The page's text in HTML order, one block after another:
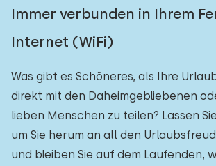
Immer verbunden in Ihrem
Internet (WiFi)
Was gibt es Schöneres, als Ihre
direkt mit den Daheimgebliebenen
lieben Menschen zu teilen? Lassen
um Sie herum an all den
und bleiben Sie auf dem Laufenden,